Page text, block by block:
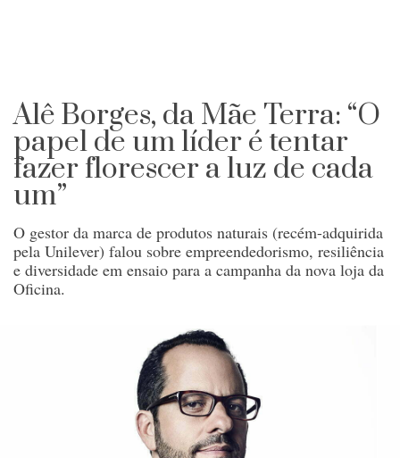
Alê Borges, da Mãe Terra: “O
papel de um líder é tentar
fazer florescer a luz de cada
um”
O gestor da marca de produtos naturais (recém-adquirida
pela Unilever) falou sobre empreendedorismo, resiliência
e diversidade em ensaio para a campanha da nova loja da
Oficina.